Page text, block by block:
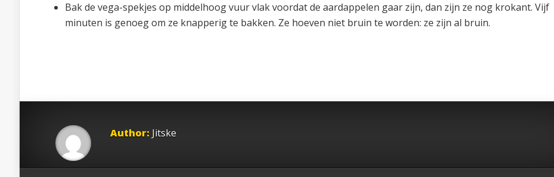
Bak de vega-spekjes op middelhoog vuur vlak voordat de aardappelen gaar zijn, dan zijn ze nog krokant. Vijf
minuten is genoeg om ze knapperig te bakken. Ze hoeven niet bruin te worden: ze zijn al bruin.
Author: Jitske